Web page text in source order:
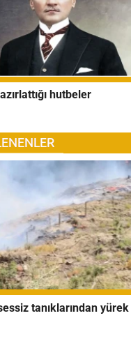
hutbeler
tanıklarından